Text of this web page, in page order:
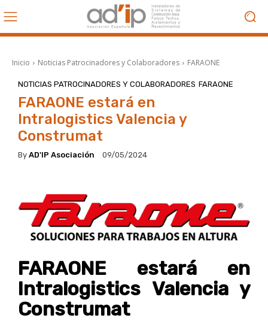
Inicio Noticias Patrocinadores y Colaboradores FARAONE
NOTICIAS PATROCINADORES Y COLABORADORES FARAONE
FARAONE estará en
Intralogistics Valencia y
Construmat
By AD'IP Asociación 09/05/2024
FARAONE estará en
Intralogistics Valencia y
Construmat